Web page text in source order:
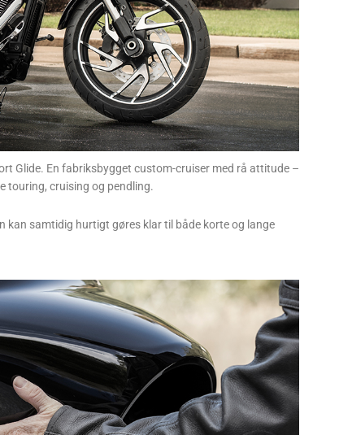
Glide. En fabriksbygget custom-cruiser med rå attitude –
touring, cruising og pendling.
kan samtidig hurtigt gøres klar til både korte og lange